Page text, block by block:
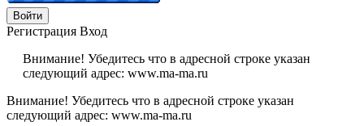
Войти
Регистрация Вход
Внимание! Убедитесь что в адресной строке указан
следующий адрес: www.ma-ma.ru
Внимание! Убедитесь что в адресной строке указан
следующий адрес: www.ma-ma.ru